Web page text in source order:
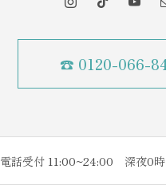
☎ 0120-066-
電話受付 11:00~24:00 深夜0時